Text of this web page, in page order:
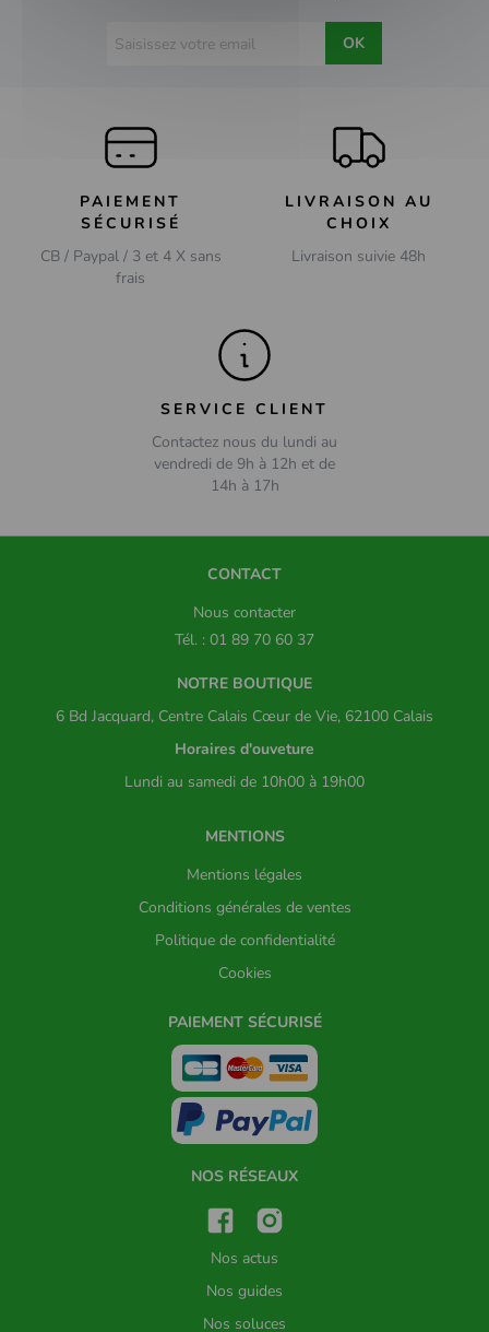
OK
PAIEMENT
SÉCURISÉ
CB / Paypal / 3 et 4 X sans
frais
LIVRAISON AU
CHOIX
Livraison suivie 48h
SERVICE CLIENT
Contactez nous du lundi au
vendredi de 9h à 12h et de
14h à 17h
CONTACT
Nous contacter
Tél. : 01 89 70 60 37
NOTRE BOUTIQUE
6 Bd Jacquard, Centre Calais Cœur de Vie, 62100 Calais
Horaires d'ouveture
Lundi au samedi de 10h00 à 19h00
MENTIONS
Mentions légales
Conditions générales de ventes
Politique de confidentialité
Cookies
PAIEMENT SÉCURISÉ
NOS RÉSEAUX
Nos actus
Nos guides
Nos soluces